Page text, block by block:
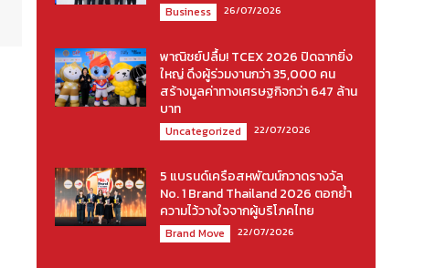
Business 26/07/2026
พาณิชย์ปลื้ม! TCEX 2026 ปิดฉากยิ่ง
ใหญ่ ดึงผู้ร่วมงานกว่า 35,000 คน
สร้างมูลค่าทางเศรษฐกิจกว่า 647 ล้าน
บาท
Uncategorized 22/07/2026
5 แบรนด์เครือสหพัฒน์กวาดรางวัล
No. 1 Brand Thailand 2026 ตอกย้ำ
ความไว้วางใจจากผู้บริโภคไทย
Brand Move 22/07/2026